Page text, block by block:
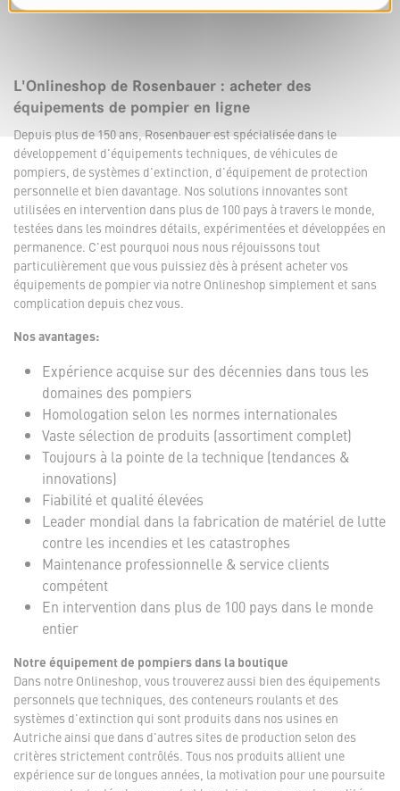
L'Onlineshop de Rosenbauer : acheter des
équipements de pompier en ligne
Depuis plus de 150 ans, Rosenbauer est spécialisée dans le
développement d'équipements techniques, de véhicules de
pompiers, de systèmes d'extinction, d'équipement de protection
personnelle et bien davantage. Nos solutions innovantes sont
utilisées en intervention dans plus de 100 pays à travers le monde,
testées dans les moindres détails, expérimentées et développées en
permanence. C'est pourquoi nous nous réjouissons tout
particulièrement que vous puissiez dès à présent acheter vos
équipements de pompier via notre Onlineshop simplement et sans
complication depuis chez vous.
Nos avantages:
Expérience acquise sur des décennies dans tous les
domaines des pompiers
Homologation selon les normes internationales
Vaste sélection de produits (assortiment complet)
Toujours à la pointe de la technique (tendances &
innovations)
Fiabilité et qualité élevées
Leader mondial dans la fabrication de matériel de lutte
contre les incendies et les catastrophes
Maintenance professionnelle & service clients
compétent
En intervention dans plus de 100 pays dans le monde
entier
Notre équipement de pompiers dans la boutique
Dans notre Onlineshop, vous trouverez aussi bien des équipements
personnels que techniques, des conteneurs roulants et des
systèmes d'extinction qui sont produits dans nos usines en
Autriche ainsi que dans d'autres sites de production selon des
critères strictement contrôlés. Tous nos produits allient une
expérience sur de longues années, la motivation pour une poursuite